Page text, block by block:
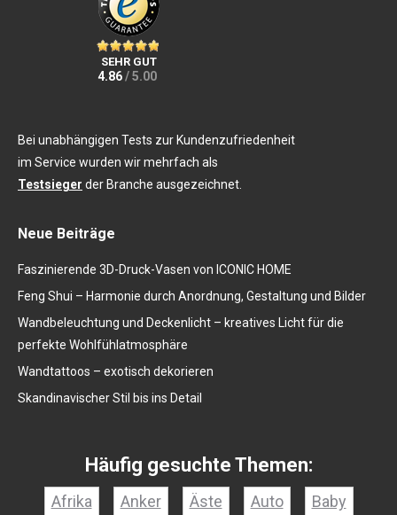
SEHR GUT
4.86/ 5.00
Bei unabhängigen Tests zur Kundenzufriedenheit
im Service wurden wir mehrfach als
Testsieger der Branche ausgezeichnet.
Neue Beiträge
Faszinierende 3D-Druck-Vasen von ICONIC HOME
Feng Shui – Harmonie durch Anordnung, Gestaltung und Bilder
Wandbeleuchtung und Deckenlicht – kreatives Licht für die
perfekte Wohlfühlatmosphäre
Wandtattoos – exotisch dekorieren
Skandinavischer Stil bis ins Detail
Häufig gesuchte Themen:
Afrika Anker Äste Auto Baby